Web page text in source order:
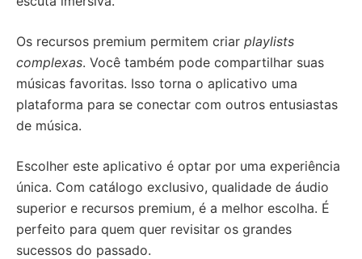
Os recursos premium permitem criar playlists
complexas. Você também pode compartilhar suas
músicas favoritas. Isso torna o aplicativo uma
plataforma para se conectar com outros entusiastas
de música.
Escolher este aplicativo é optar por uma experiência
única. Com catálogo exclusivo, qualidade de áudio
superior e recursos premium, é a melhor escolha. É
perfeito para quem quer revisitar os grandes
sucessos do passado.